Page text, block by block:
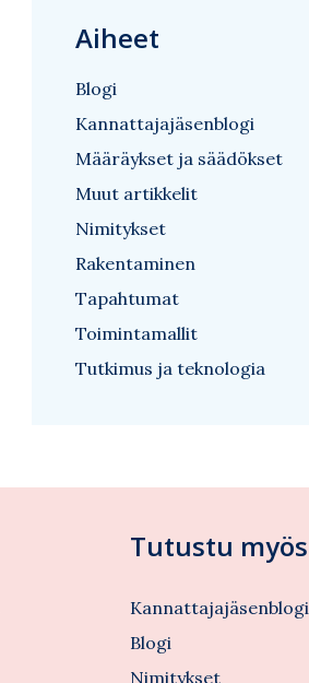
Aiheet
Blogi
Kannattajajäsenblogi
Määräykset ja säädökset
Muut artikkelit
Nimitykset
Rakentaminen
Tapahtumat
Toimintamallit
Tutkimus ja teknologia
Tutustu myös
Kannattajajäsenblogi
Blogi
Nimitykset